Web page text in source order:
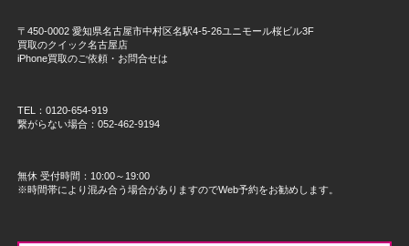
〒450-0002 愛知県名古屋市中村区名駅4-5-26ユニモール桜ビル3F
買取のクイック名古屋店
iPhone買取のご依頼・お問合せは
TEL：0120-654-919
繋がらない場合：052-462-9194
無休 受付時間：10:00～19:00
※時間帯により混み合う場合がありますのでWeb予約をお勧めします。